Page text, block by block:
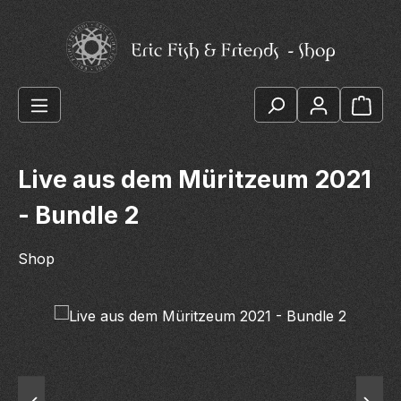
Zum Hauptinhalt springen
Live aus dem Müritzeum 2021
- Bundle 2
Shop
Bildergalerie überspringen